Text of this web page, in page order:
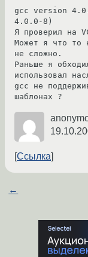
gcc version
4.0.0-8)
Я проверил на
Может я что то
не сложно.
Раньше я
использовал
gcc не
шаблонах ?
Ссылка
←